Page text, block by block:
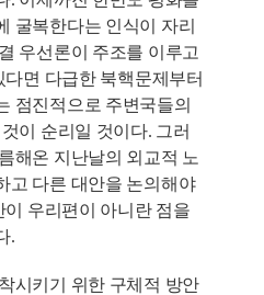
굴복한다는 인식이 자리
우선론이 주조를 이루고
면 다급한 북핵문제부터
점진적으로 주변국들의
이 순리일 것이다. 그러
해온 지난날의 외교적 노
고 다른 대안을 논의해야
우리편이 아니란 점을
.
시키기 위한 구체적 방안